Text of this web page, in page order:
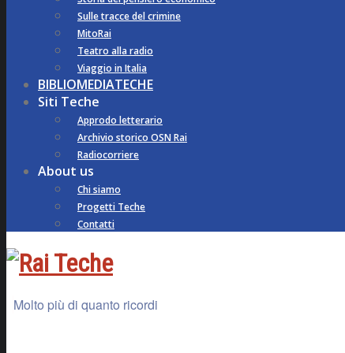
Sulle tracce del crimine
MitoRai
Teatro alla radio
Viaggio in Italia
BIBLIOMEDIATECHE
Siti Teche
Approdo letterario
Archivio storico OSN Rai
Radiocorriere
About us
Chi siamo
Progetti Teche
Contatti
Molto più di quanto ricordi